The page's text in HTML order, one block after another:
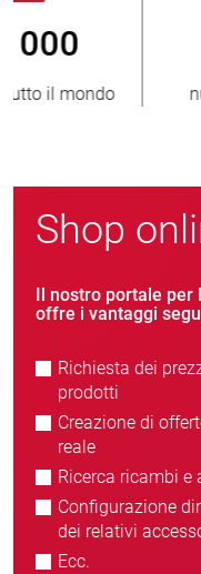
nuovi clienti/anno
Shop
Il nostro portale
offre i vantaggi
Richiesta dei
prodotti
Creazione di
reale
Ricerca ricambi e
Configurazione
dei relativi
Ecc.